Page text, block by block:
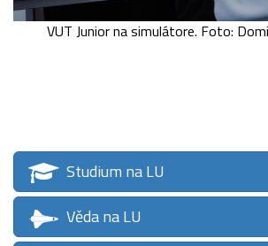
VUT Junior na simulátore. Foto:
Studium na LU
Věda na LU